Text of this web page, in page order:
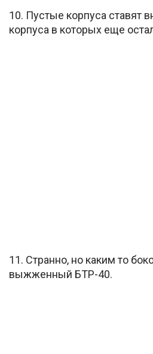
10. Пустые корпуса ставят
корпуса в которых еще
11. Странно, но каким то
выжженный БТР-40.